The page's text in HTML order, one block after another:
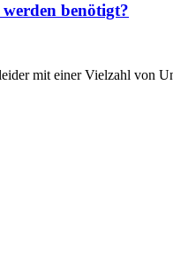
benötigt?
mit einer Vielzahl von